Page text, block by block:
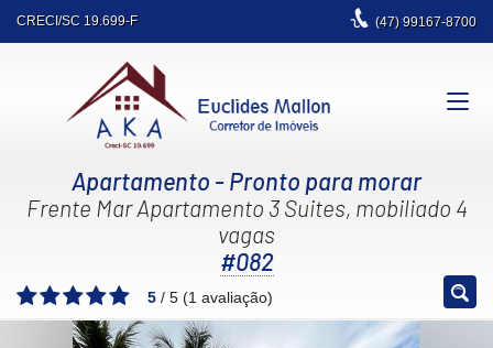
CRECI/SC 19.699-F (47)99167-8700
Apartamento - Pronto para morar
Frente Mar Apartamento 3 Suites, mobiliado 4
vagas
#082
5 / 5 (1 avaliação)